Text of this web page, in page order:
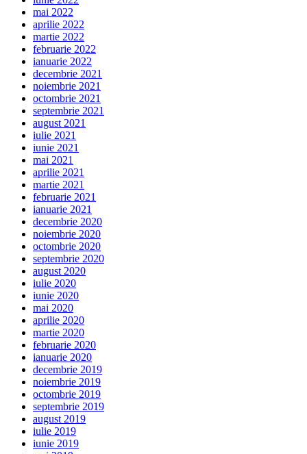
mai 2022
aprilie 2022
martie 2022
februarie 2022
ianuarie 2022
decembrie 2021
noiembrie 2021
octombrie 2021
septembrie 2021
august 2021
iulie 2021
iunie 2021
mai 2021
aprilie 2021
martie 2021
februarie 2021
ianuarie 2021
decembrie 2020
noiembrie 2020
octombrie 2020
septembrie 2020
august 2020
iulie 2020
iunie 2020
mai 2020
aprilie 2020
martie 2020
februarie 2020
ianuarie 2020
decembrie 2019
noiembrie 2019
octombrie 2019
septembrie 2019
august 2019
iulie 2019
iunie 2019